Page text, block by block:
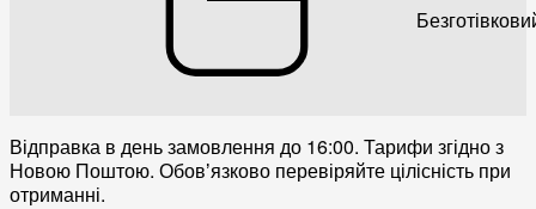
Відправка в день замовлення до 16:00. Тарифи згідно з
Новою Поштою. Обовʼязково перевіряйте цілісність при
отриманні.